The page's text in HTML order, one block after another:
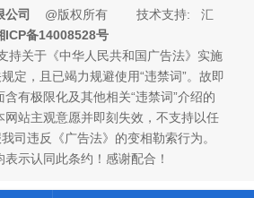
公司
@版权所有 技术支持: 汇
ICP备14008528号
持关于《中华人民共和国广告法》实施
定，且已竭力规避使用“违禁词”。故即
有极限化及其他相关“违禁词”介绍的
网站主观意愿并即刻失效，不支持以任
司违反《广告法》的变相勒索行为。
示认同此条约！感谢配合！